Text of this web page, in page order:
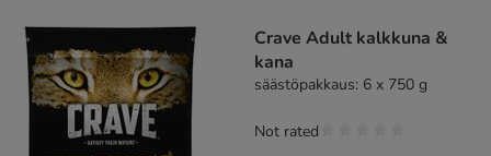
Crave Adult kalkkuna &
kana
säästöpakkaus: 6 x 750 g
Not rated